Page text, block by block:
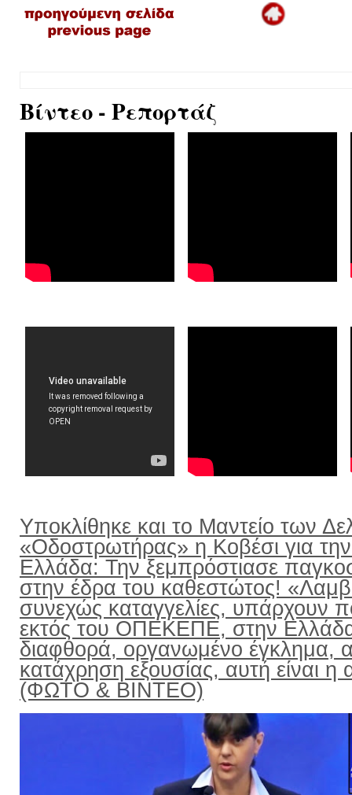
Βίντεο - Ρεπορτάζ
Υποκλίθηκε και το Μαντείο των
«Οδοστρωτήρας» η Κοβέσι για
Ελλάδα: Την ξεμπρόστιασε
στην έδρα του καθεστώτος!
συνεχώς καταγγελίες, υπάρχουν
εκτός του ΟΠΕΚΕΠΕ, στην
διαφθορά, οργανωμένο έγκλημα,
κατάχρηση εξουσίας, αυτή είναι η
(ΦΩΤΟ & ΒΙΝΤΕΟ)